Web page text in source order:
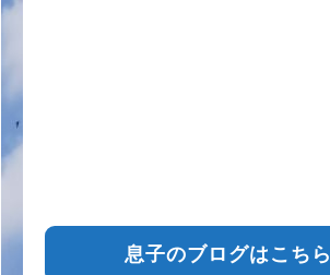
息子のブログはこちら